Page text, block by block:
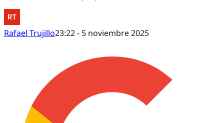
Rafael Trujillo23:22 - 5 noviembre 2025